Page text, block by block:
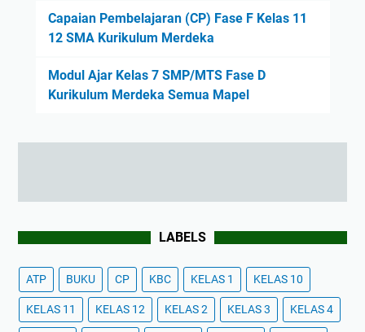
Capaian Pembelajaran (CP) Fase F Kelas 11
12 SMA Kurikulum Merdeka
Modul Ajar Kelas 7 SMP/MTS Fase D
Kurikulum Merdeka Semua Mapel
LABELS
ATP BUKU CP KBC KELAS 1 KELAS 10
KELAS 11 KELAS 12 KELAS 2 KELAS 3 KELAS 4